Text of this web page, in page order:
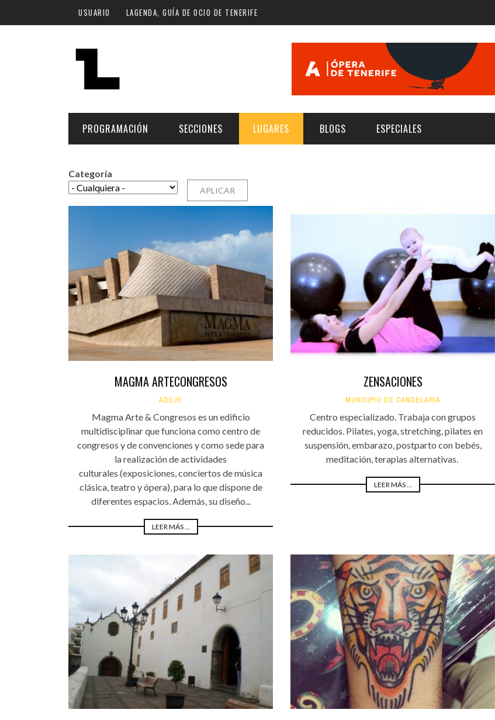
Pasar al contenido principal
USUARIO LAGENDA, GUÍA DE OCIO DE TENERIFE
PROGRAMACIÓN
FECHA
Plan Finde
Santa Cruz | La Laguna
Islas
Deporte y Naturaleza
Gastro
Infantil
Música
Escénicas
SECCIONES
MÚSICA
ESCÉNICAS
GASTRONOMÍA
INFANTIL
LUGARES
ESPACIOS CULTURALES
NOCHE
LOCALES CON ACTUACIONES
COMERCIO
GASTRO
BLOGS ESPECIALES
TENERIFE PHE FESTIVAL 2026
XXVII VERANO DE CUENTO
Categoría
MAGMA ARTECONGRESOS
ADEJE
Magma Arte & Congresos es un edificio
multidisciplinar que funciona como centro de
congresos y de convenciones y como sede para
la realización de actividades
culturales (exposiciones, conciertos de música
clásica, teatro y ópera), para lo que dispone de
diferentes espacios. Además, su diseño...
LEER MÁS ...
ZENSACIONES
MUNICIPIO DE CANDELARIA
Centro especializado. Trabaja con grupos
reducidos. Pilates, yoga, stretching, pilates en
suspensión, embarazo, postparto con bebés,
meditación, terapias alternativas.
LEER MÁS ...